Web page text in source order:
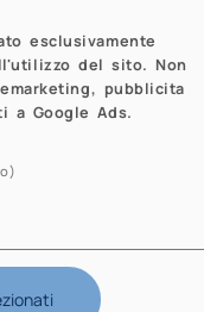
esclusivamente
del sito. Non
pubblicita
a Google Ads.